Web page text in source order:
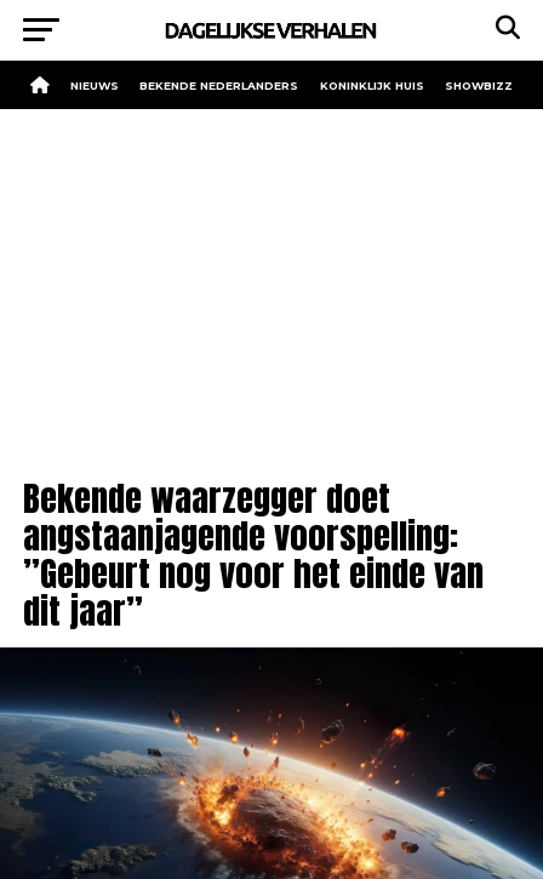
NIEUWS BEKENDE NEDERLANDERS KONINKLIJK HUIS SHOWBIZZ
Bekende waarzegger doet
angstaanjagende voorspelling:
”Gebeurt nog voor het einde van
dit jaar”